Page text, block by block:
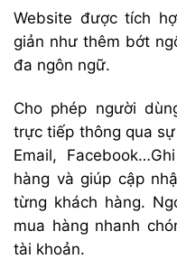
Website được tích
giản như thêm bớt
đa ngôn ngữ.
Cho phép người
trực tiếp thông qua
Email,
hàng và giúp cập
từng khách hàng.
mua hàng nhanh
tài khoản.